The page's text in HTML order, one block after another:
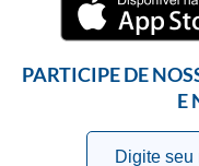
PARTICIPE DE
E